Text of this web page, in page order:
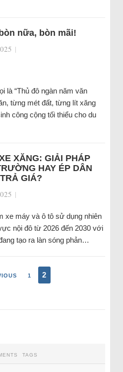
nữa, bòn mãi!
|
là “Thủ đô ngàn năm văn
từng mét đất, từng lít xăng
công cộng tối thiểu cho du
XĂNG: GIẢI PHÁP
HAY ÉP DÂN
GIÁ?
|
xe máy và ô tô sử dụng nhiên
nội đô từ 2026 đến 2030 với
tạo ra làn sóng phản…
1 2
TAGS